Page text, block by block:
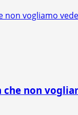
non vogliamo
non